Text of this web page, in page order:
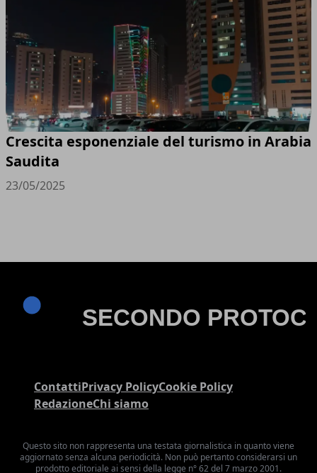
Crescita esponenziale del turismo in Arabia
Saudita
23/05/2025
ContattiPrivacy PolicyCookie Policy
RedazioneChi siamo
Questo sito non rappresenta una testata giornalistica in quanto viene
aggiornato senza alcuna periodicità. Non può pertanto considerarsi un
prodotto editoriale ai sensi della legge n° 62 del 7 marzo 2001.